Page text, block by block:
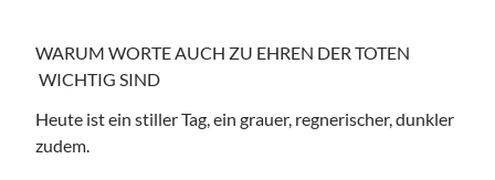
WARUM WORTE AUCH ZU EHREN DER TOTEN
WICHTIG SIND
Heute ist ein stiller Tag, ein grauer, regnerischer, dunkler
zudem.